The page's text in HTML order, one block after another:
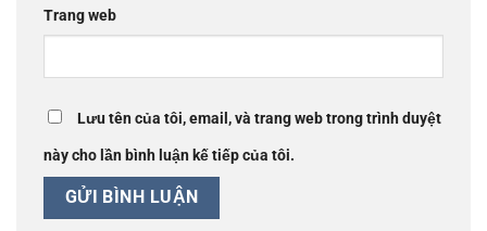
Trang web
Lưu tên của tôi, email, và trang web trong trình duyệt
này cho lần bình luận kế tiếp của tôi.